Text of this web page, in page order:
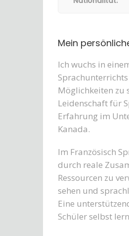
Mein
Ich wuchs in
Möglichkeiten zu
Leidenschaft für
Erfahrung im
Kanada.
Im Französisch
durch reale
Ressourcen zu
sehen und
Eine
Schüler selbst